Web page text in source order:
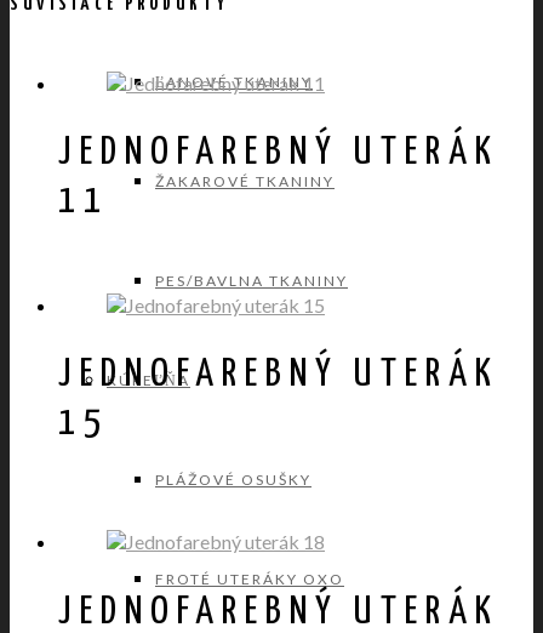
ĽANOVÉ TKANINY
ŽAKAROVÉ TKANINY
PES/BAVLNA TKANINY
KÚPEĽŇA
PLÁŽOVÉ OSUŠKY
FROTÉ UTERÁKY OXO
SÚVISIACE PRODUKTY
JEDNOFAREBNÝ UTERÁK
11
JEDNOFAREBNÝ UTERÁK
15
JEDNOFAREBNÝ UTERÁK